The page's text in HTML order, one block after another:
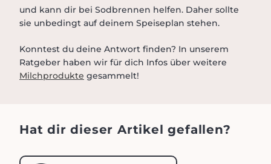
und kann dir bei Sodbrennen helfen. Daher sollte
sie unbedingt auf deinem Speiseplan stehen.
Konntest du deine Antwort finden? In unserem
Ratgeber haben wir für dich Infos über weitere
Milchprodukte gesammelt!
Hat dir dieser Artikel gefallen?